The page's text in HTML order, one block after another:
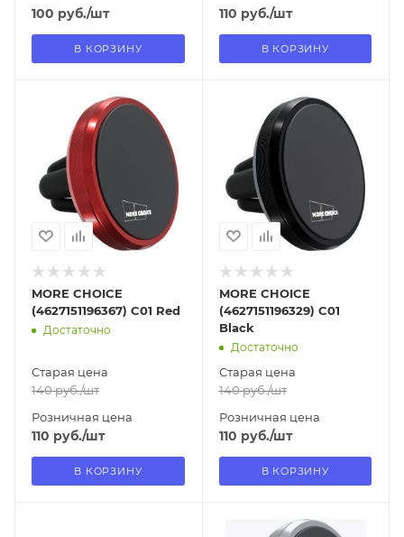
100 руб./шт
В КОРЗИНУ
110 руб./шт
В КОРЗИНУ
13.08.2026
В наличии в пункте
самовывоза
Нет
MORE CHOICE
(4627151196367) C01 Red
Достаточно
Старая цена
140руб./шт
Розничная цена
110 руб./шт
В КОРЗИНУ
13.08.2026
В наличии в пункте
самовывоза
Нет
MORE CHOICE
(4627151196329) C01
Black
Достаточно
Старая цена
140руб./шт
Розничная цена
110 руб./шт
В КОРЗИНУ